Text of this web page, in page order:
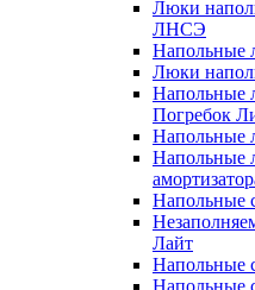
Люки
ЛНСЭ
Напольные
Люки
Напольные
Погребок
Напольные
Напольные
Напольные
Лайт
Напольные
Напольные